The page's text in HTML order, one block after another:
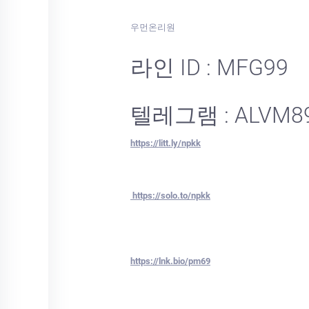
우먼온리원
라인 ID : MFG99
텔레그램 :
https://litt.ly/npkk
https://solo.to/npkk
https://lnk.bio/pm69